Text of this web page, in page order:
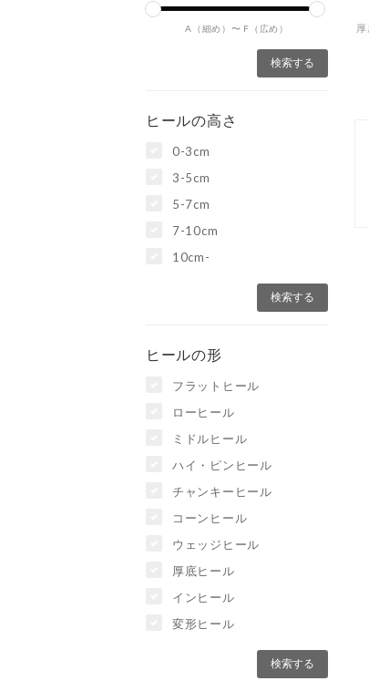
A（細め）〜 F（広め）
ヒールの高さ
0-3cm
3-5cm
5-7cm
7-10cm
10cm-
ヒールの形
フラットヒール
ローヒール
ミドルヒール
ハイ・ピンヒール
チャンキーヒール
コーンヒール
ウェッジヒール
厚底ヒール
インヒール
変形ヒール